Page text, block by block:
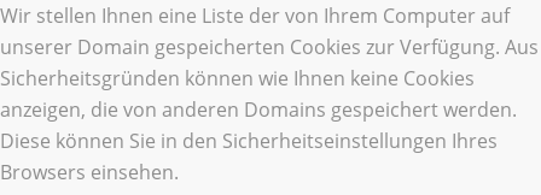
Wir stellen Ihnen eine Liste der von Ihrem Computer auf
unserer Domain gespeicherten Cookies zur Verfügung. Aus
Sicherheitsgründen können wie Ihnen keine Cookies
anzeigen, die von anderen Domains gespeichert werden.
Diese können Sie in den Sicherheitseinstellungen Ihres
Browsers einsehen.